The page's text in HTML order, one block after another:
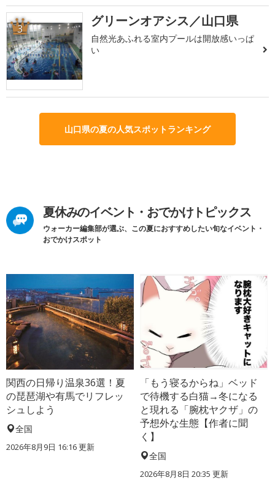
3 グリーンオアシス／山口県
自然光あふれる室内プールは開放感いっぱ
い
山口県の夏の人気スポットランキング
夏休みのイベント・おでかけトピックス
ウォーカー編集部が選ぶ、この夏におすすめしたい旬なイベント・
おでかけスポット
関西の日帰り温泉36選！夏
の琵琶湖や有馬でリフレッ
シュしよう
全国
2026年8月9日 16:16更新
「もう寝るからね」ベッド
で待機する白猫→冬になる
と現れる「腕枕ヤクザ」の
予想外な生態【作者に聞
く】
全国
2026年8月8日 20:35 更新